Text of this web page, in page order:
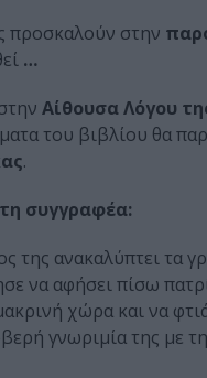
προσκαλούν στην
…
Αίθουσα Λόγου
του βιβλίου θα
.
συγγραφέα:
της ανακαλύπτει τα
να αφήσει πίσω
χώρα και να
γνωριμία της με